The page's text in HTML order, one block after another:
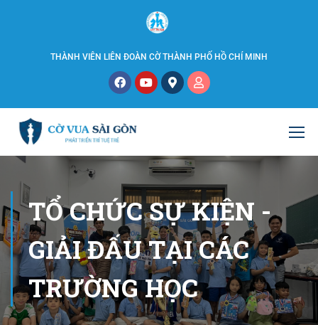
THÀNH VIÊN LIÊN ĐOÀN CỜ THÀNH PHỐ HỒ CHÍ MINH
TỔ CHỨC SỰ KIỆN -
GIẢI ĐẤU TẠI CÁC
TRƯỜNG HỌC